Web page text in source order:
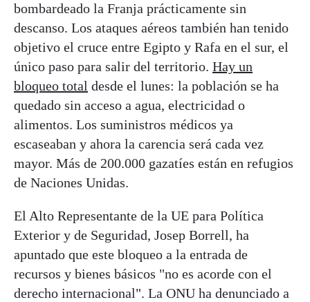
bombardeado la Franja prácticamente sin
descanso. Los ataques aéreos también han tenido
objetivo el cruce entre Egipto y Rafa en el sur, el
único paso para salir del territorio. Hay un
bloqueo total desde el lunes: la población se ha
quedado sin acceso a agua, electricidad o
alimentos. Los suministros médicos ya
escaseaban y ahora la carencia será cada vez
mayor. Más de 200.000 gazatíes están en refugios
de Naciones Unidas.
El Alto Representante de la UE para Política
Exterior y de Seguridad, Josep Borrell, ha
apuntado que este bloqueo a la entrada de
recursos y bienes básicos "no es acorde con el
derecho internacional". La ONU ha denunciado a